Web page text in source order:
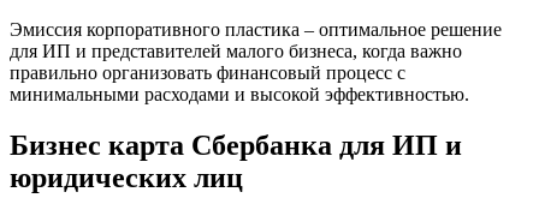
Эмиссия корпоративного пластика – оптимальное решение
для ИП и представителей малого бизнеса, когда важно
правильно организовать финансовый процесс с
минимальными расходами и высокой эффективностью.
Бизнес карта Сбербанка для ИП и
юридических лиц